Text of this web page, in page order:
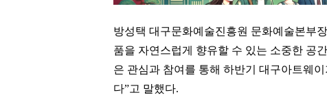
방성택 대구문화예술진흥원 문화예술본부
품을 자연스럽게 향유할 수 있는 소중한 공
은 관심과 참여를 통해 하반기 대구아트웨
다”고 말했다.